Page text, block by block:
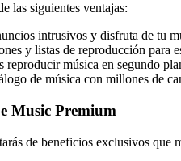
las siguientes ventajas:
intrusivos y disfruta de tu
y listas de reproducción para
reproducir música en segundo
de música con millones de
Music Premium
de beneficios exclusivos que